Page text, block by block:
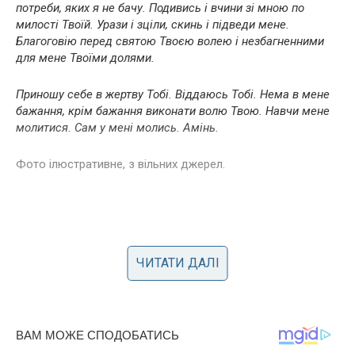
потреби, яких я не бачу. Подивись і вчини зі мною по
милості Твоїй. Урази і зціли, скинь і підведи мене.
Благоговію перед святою Твоєю волею і незбагненними
для мене Твоїми долями.
Приношу себе в жертву Тобі. Віддаюсь Тобі. Нема в мене
бажання, крім бажання виконати волю Твою. Навчи мене
молитися. Сам у мені молись. Амінь.
Фото ілюстративне, з вільних джерел.
ЧИТАТИ ДАЛІ